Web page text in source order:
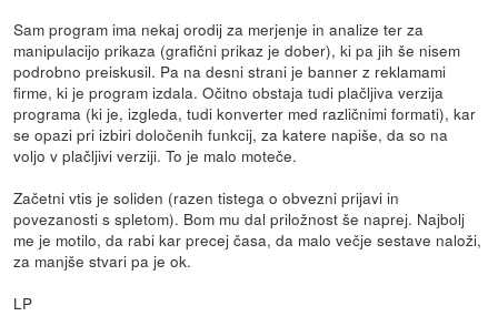
Sam program ima nekaj orodij za merjenje in analize ter za
manipulacijo prikaza (grafični prikaz je dober), ki pa jih še nisem
podrobno preiskusil. Pa na desni strani je banner z reklamami
firme, ki je program izdala. Očitno obstaja tudi plačljiva verzija
programa (ki je, izgleda, tudi konverter med različnimi formati), kar
se opazi pri izbiri določenih funkcij, za katere napiše, da so na
voljo v plačljivi verziji. To je malo moteče.
Začetni vtis je soliden (razen tistega o obvezni prijavi in
povezanosti s spletom). Bom mu dal priložnost še naprej. Najbolj
me je motilo, da rabi kar precej časa, da malo večje sestave naloži,
za manjše stvari pa je ok.
LP